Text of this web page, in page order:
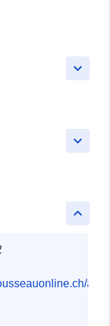
keyboard_arrow_down
keyboard_arrow_down
keyboard_arrow_up